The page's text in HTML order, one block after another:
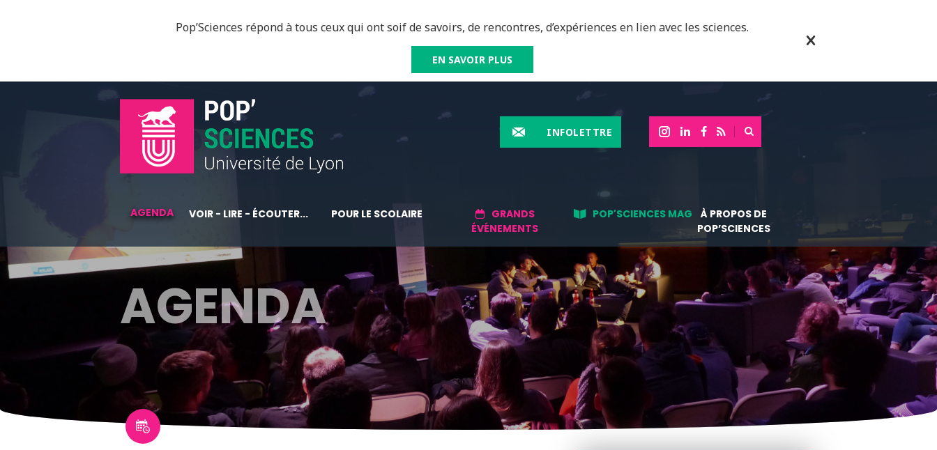
Pop’Sciences répond à tous ceux qui ont soif de savoirs, de rencontres, d’expériences en lien avec les sciences.
EN SAVOIR PLUS
INFOLETTRE
AGENDA VOIR - LIRE - ÉCOUTER... POUR LE SCOLAIRE
GRANDS
ÉVÉNEMENTS
POP'SCIENCES MAG
À PROPOS DE
POP’SCIENCES
AGENDA